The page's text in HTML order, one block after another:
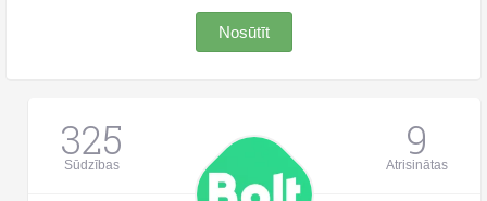
Nosūtīt
325
Sūdzības 9
Atrisinātas